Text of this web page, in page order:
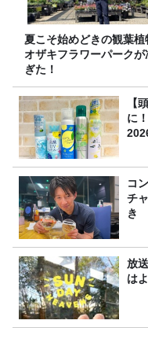
夏こそ始めどきの観葉植
オザキフラワーパークが
ぎた！
【
に
コ
チ
き
放
は